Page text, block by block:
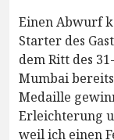
Einen Abwurf
Starter des
dem Ritt des
Mumbai
Medaille
Erleichterung
weil ich einen